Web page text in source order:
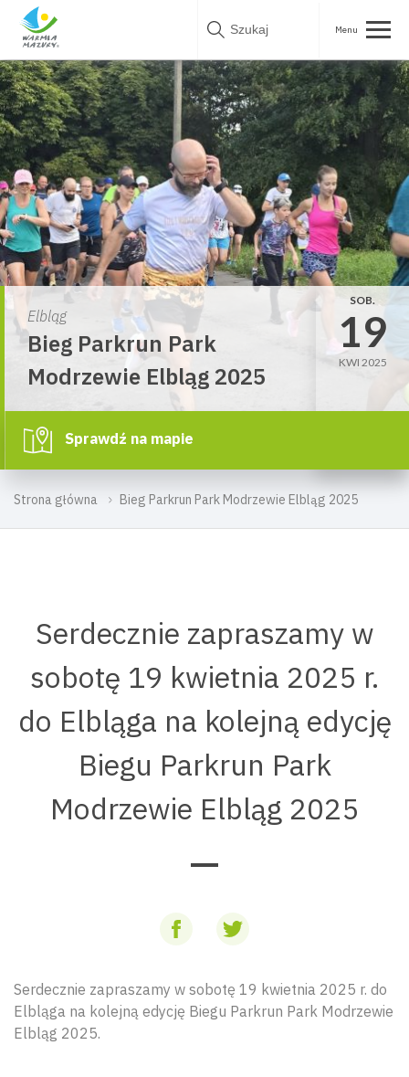
Skip
Strona główna Bieg Parkrun Park Modrzewie Elbląg 2025
Elbląg
Bieg Parkrun Park
Modrzewie Elbląg 2025
SOB.
19
KWI 2025
Sprawdź na mapie
Serdecznie zapraszamy w
sobotę 19 kwietnia 2025 r.
do Elbląga na kolejną edycję
Biegu Parkrun Park
Modrzewie Elbląg 2025
Serdecznie zapraszamy w sobotę 19 kwietnia 2025 r. do
Elbląga na kolejną edycję Biegu Parkrun Park Modrzewie
Elbląg 2025.